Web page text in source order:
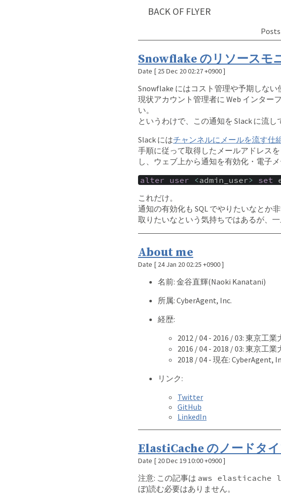
BACK OF FLYER
Posts
Snowflake のリソースモ
Date [ 25 Dec 20 02:27 +0900]
Snowflake にはコスト管理や予期しな
現状アカウント管理者に Web インター
い。
というわけで、この通知を Slack に流
Slack にはチャンネルにメールを流す仕
手順に従って取得したメールアドレス
し、ウェブ上から通知を有効化・電子
alter user <admin_user> set
これだけ。
通知の有効化も SQL でやりたいなとか
取りたいなという気持ちではあるが、
About me
Date [ 24 Jan 20 02:25 +0900]
名前: 金谷直輝(Naoki Kanatani)
所属: CyberAgent, Inc.
経歴:
2012 / 04 - 2016 / 03: 東京工
2016 / 04 - 2018 / 03: 東京工
2018 / 04 - 現在: CyberAgent,
リンク:
Twitter
GitHub
LinkedIn
ElastiCache のノードタ
Date [ 20 Dec 19 10:00 +0900]
注意: この記事は aws elasticache
ぼ)読む必要はありません。